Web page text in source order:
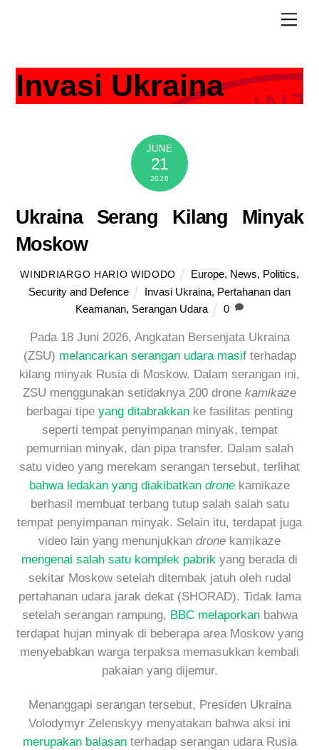
Invasi Ukraina
JUNE
21
2026
Ukraina Serang Kilang Minyak
Moskow
WINDRIARGO HARIO WIDODO Europe, News, Politics,
Security and Defence
Invasi Ukraina, Pertahanan dan
Keamanan, Serangan Udara 0
Pada 18 Juni 2026, Angkatan Bersenjata Ukraina
(ZSU) melancarkan serangan udara masifterhadap
kilang minyak Rusia di Moskow. Dalam serangan ini,
ZSU menggunakan setidaknya 200 drone kamikaze
berbagai tipe yang ditabrakkan ke fasilitas penting
seperti tempat penyimpanan minyak, tempat
pemurnian minyak, dan pipa transfer. Dalam salah
satu video yang merekam serangan tersebut, terlihat
bahwa ledakan yang diakibatkan drone kamikaze
berhasil membuat terbang tutup salah salah satu
tempat penyimpanan minyak. Selain itu, terdapat juga
video lain yang menunjukkan drone kamikaze
mengenai salah satu komplek pabrik yang berada di
sekitar Moskow setelah ditembak jatuh oleh rudal
pertahanan udara jarak dekat (SHORAD). Tidak lama
setelah serangan rampung, BBC melaporkanbahwa
terdapat hujan minyak di beberapa area Moskow yang
menyebabkan warga terpaksa memasukkan kembali
pakaian yang dijemur.
Menanggapi serangan tersebut, Presiden Ukraina
Volodymyr Zelenskyy menyatakan bahwa aksi ini
merupakan balasanterhadap serangan udara Rusia